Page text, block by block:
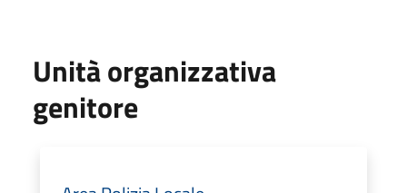
Unità organizzativa
genitore